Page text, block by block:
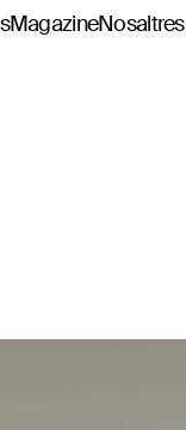
MagazineNosaltres